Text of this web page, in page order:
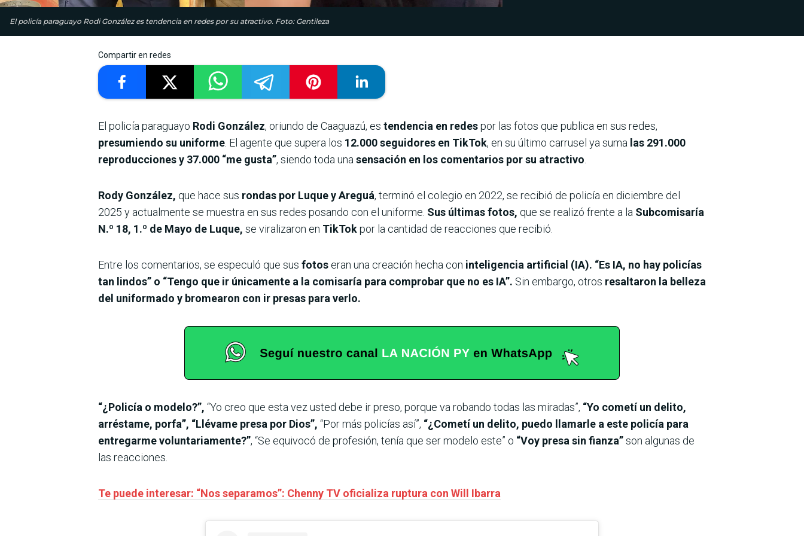
El policía paraguayo Rodi González es tendencia en redes por su atractivo. Foto: Gentileza
Compartir en redes
El policía paraguayo Rodi González, oriundo de Caaguazú, es tendencia en redespor las fotos que publica en sus redes,
presumiendo su uniforme . El agente que supera los 12.000 seguidores en TikTok, en su último carrusel ya suma las 291.000
reproducciones y 37.000 “me gusta”, siendo toda una sensación en los comentarios por su atractivo
Rody González, que hace sus rondas por Luque y Areguá, terminó el colegio en 2022, se recibió de policía en diciembre del
2025 y actualmente se muestra en sus redes posando con el uniforme. Sus últimas fotos, que se realizó frente a la Subcomisaría
N.º 18, 1.º de Mayo de Luque, se viralizaron en TikTokpor la cantidad de reacciones que recibió.
Entre los comentarios, se especuló que sus fotos eran una creación hecha con inteligencia artificial (IA). “Es IA, no hay policías
tan lindos” o “Tengo que ir únicamente a la comisaría para comprobar que no es IA”. Sin embargo, otros resaltaron la belleza
del uniformado y bromearon con ir presas para verlo.
“¿Policía o modelo?”, “Yo creo que esta vez usted debe ir preso, porque va robando todas las miradas”, “Yo cometí un delito,
arréstame, porfa”, “Llévame presa por Dios”, “Por más policías así”, “¿Cometí un delito, puedo llamarle a este policía para
entregarme voluntariamente?”, “Se equivocó de profesión, tenía que ser modelo este” o “Voy presa sin fianza”son algunas de
las reacciones.
Te puede interesar: “Nos separamos”: Chenny TV oficializa ruptura con Will Ibarra